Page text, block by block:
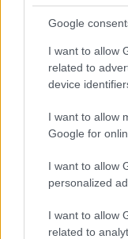
Google
I want to allow
related to
device
I want to allow
Google for
I want to allow
personalized
I want to allow
related to
ARTICOLI
Fiumicino, squalo